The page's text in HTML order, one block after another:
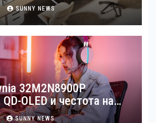
SUNNY NEWS
32M2N8900P
OLED и честота на
от 240 Hz
SUNNY NEWS